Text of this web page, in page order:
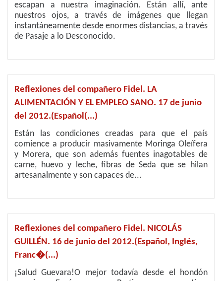
escapan a nuestra imaginación. Están allí, ante
nuestros ojos, a través de imágenes que llegan
instantáneamente desde enormes distancias, a través
de Pasaje a lo Desconocido.
Reflexiones del compañero Fidel. LA
ALIMENTACIÓN Y EL EMPLEO SANO. 17 de junio
del 2012.(Español(...)
Están las condiciones creadas para que el país
comience a producir masivamente Moringa Oleífera
y Morera, que son además fuentes inagotables de
carne, huevo y leche, fibras de Seda que se hilan
artesanalmente y son capaces de...
Reflexiones del compañero Fidel. NICOLÁS
GUILLÉN. 16 de junio del 2012.(Español, Inglés,
Franc�(...)
¡Salud Guevara!O mejor todavía desde el hondón